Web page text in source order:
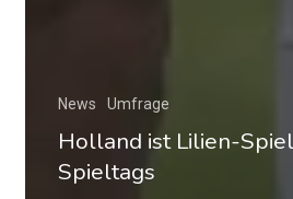
News Umfrage
Holland ist Lilien-
Spieltags